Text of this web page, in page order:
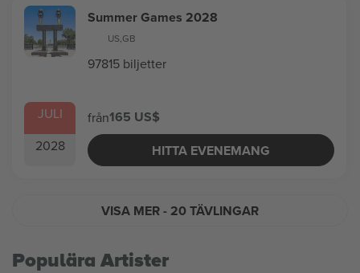
JULI
2028
Summer Games 2028
US,GB
97815 biljetter
från165 US$
HITTA EVENEMANG
VISA MER- 20 TÄVLINGAR
Populära Artister